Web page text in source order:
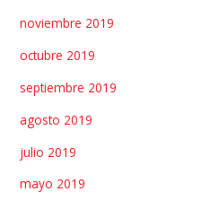
noviembre 2019
octubre 2019
septiembre 2019
agosto 2019
julio 2019
mayo 2019